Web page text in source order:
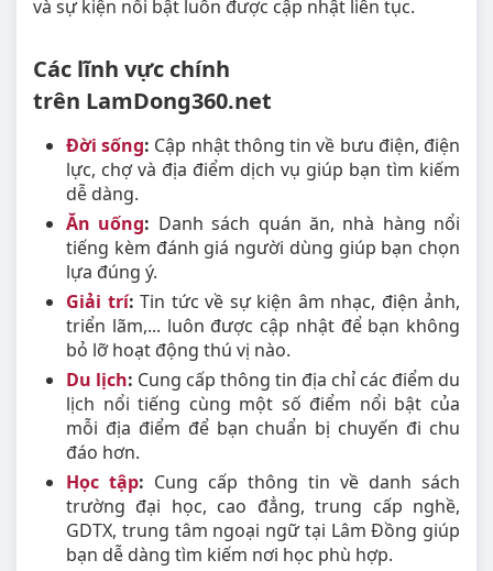
và sự kiện nổi bật luôn được cập nhật liên tục.
Các lĩnh vực chính
trên LamDong360.net
Đời sống: Cập nhật thông tin về bưu điện, điện
lực, chợ và địa điểm dịch vụ giúp bạn tìm kiếm
dễ dàng.
Ăn uống: Danh sách quán ăn, nhà hàng nổi
tiếng kèm đánh giá người dùng giúp bạn chọn
lựa đúng ý.
Giải trí: Tin tức về sự kiện âm nhạc, điện ảnh,
triển lãm,... luôn được cập nhật để bạn không
bỏ lỡ hoạt động thú vị nào.
Du lịch: Cung cấp thông tin địa chỉ các điểm du
lịch nổi tiếng cùng một số điểm nổi bật của
mỗi địa điểm để bạn chuẩn bị chuyến đi chu
đáo hơn.
Học tập: Cung cấp thông tin về danh sách
trường đại học, cao đẳng, trung cấp nghề,
GDTX, trung tâm ngoại ngữ tại Lâm Đồng giúp
bạn dễ dàng tìm kiếm nơi học phù hợp.